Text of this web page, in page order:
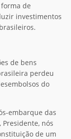
forma de
investimentos
de bens
perdeu
do
embarque das
nós
de um